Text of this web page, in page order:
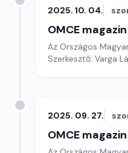
2025. 10. 04.
OMCE magazin
Az Országos
Szerkesztő: Varga
2025. 09. 27.
OMCE magazin